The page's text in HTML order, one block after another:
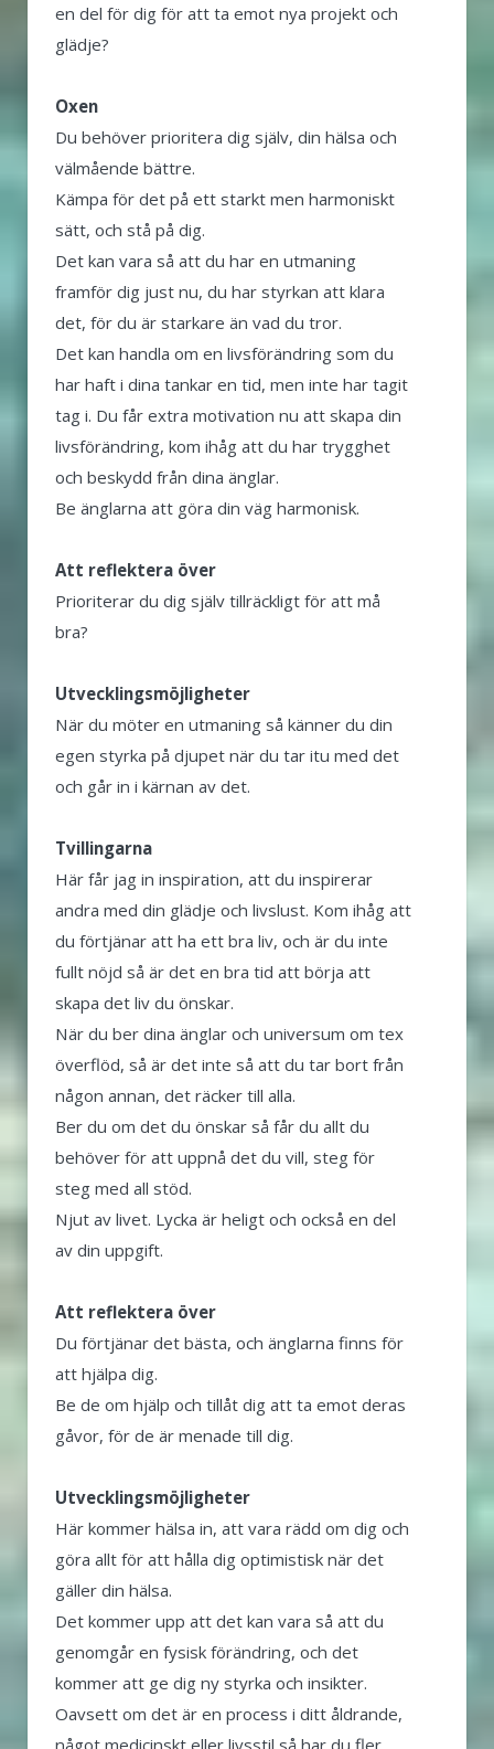
en del för dig för att ta emot nya projekt och
glädje?
Oxen
Du behöver prioritera dig själv, din hälsa och
välmående bättre.
Kämpa för det på ett starkt men harmoniskt
sätt, och stå på dig.
Det kan vara så att du har en utmaning
framför dig just nu, du har styrkan att klara
det, för du är starkare än vad du tror.
Det kan handla om en livsförändring som du
har haft i dina tankar en tid, men inte har tagit
tag i. Du får extra motivation nu att skapa din
livsförändring, kom ihåg att du har trygghet
och beskydd från dina änglar.
Be änglarna att göra din väg harmonisk.
Att reflektera över
Prioriterar du dig själv tillräckligt för att må
bra?
Utvecklingsmöjligheter
När du möter en utmaning så känner du din
egen styrka på djupet när du tar itu med det
och går in i kärnan av det.
Tvillingarna
Här får jag in inspiration, att du inspirerar
andra med din glädje och livslust. Kom ihåg att
du förtjänar att ha ett bra liv, och är du inte
fullt nöjd så är det en bra tid att börja att
skapa det liv du önskar.
När du ber dina änglar och universum om tex
överflöd, så är det inte så att du tar bort från
någon annan, det räcker till alla.
Ber du om det du önskar så får du allt du
behöver för att uppnå det du vill, steg för
steg med all stöd.
Njut av livet. Lycka är heligt och också en del
av din uppgift.
Att reflektera över
Du förtjänar det bästa, och änglarna finns för
att hjälpa dig.
Be de om hjälp och tillåt dig att ta emot deras
gåvor, för de är menade till dig.
Utvecklingsmöjligheter
Här kommer hälsa in, att vara rädd om dig och
göra allt för att hålla dig optimistisk när det
gäller din hälsa.
Det kommer upp att det kan vara så att du
genomgår en fysisk förändring, och det
kommer att ge dig ny styrka och insikter.
Oavsett om det är en process i ditt åldrande,
något medicinskt eller livsstil så har du fler